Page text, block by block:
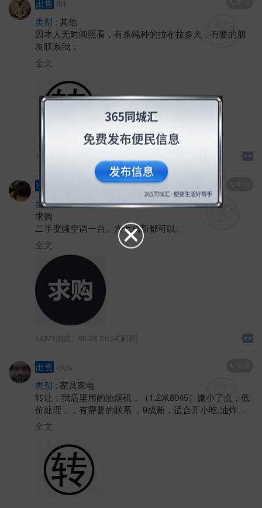
出售 ffrf
类别 : 其他
因本人无时间照看，有条纯种的拉布拉多犬，有要的朋
友联系我：
全文
14657浏览、
求购
类别 :家具家电
求购
二手变频空调一台。六七成新都可以。
全文
14371浏览、 05-28 21:34[刷新]
出售 cfds
类别 : 家具家电
转让：我店里用的油烟机，（1.2米8045）嫌小了点，低
价处理，，有需要的联系 ，9成新，适合开小吃,油炸之
内的店里用用，，电话
全文